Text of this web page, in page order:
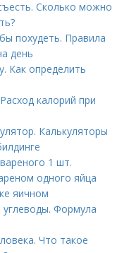
Сколько можно
похудеть. Правила
день
Как определить
калорий при
Калькуляторы
1 шт.
одного яйца
яичном
Формула
Что такое